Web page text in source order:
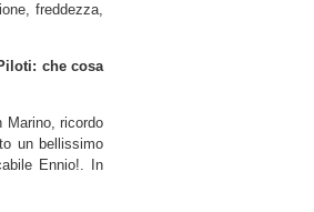
freddezza,
che cosa
Marino, ricordo
un bellissimo
Ennio!. In